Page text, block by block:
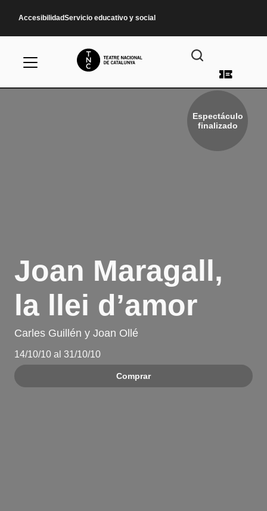
AccesibilidadServicio educativo y social
Menú
Espectáculo
finalizado
Joan Maragall,
la llei d’amor
Carles Guillén y Joan Ollé
14/10/10 al 31/10/10
Comprar